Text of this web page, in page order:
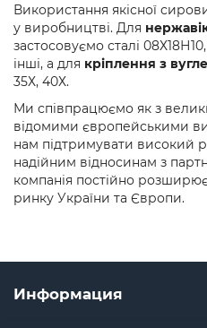
Використання якісної
у виробництві. Для
застосовуємо сталі 08Х18Н10,
інші, а для кріплення з
35Х, 40Х.
Ми співпрацюємо як з
відомими європейськими
нам підтримувати високий
надійним відносинам з
компанія постійно
ринку України та Європи.
Информация